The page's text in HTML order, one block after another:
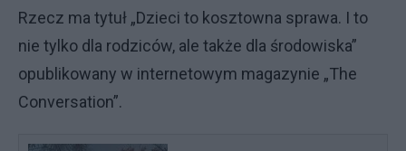
Rzecz ma tytuł „Dzieci to kosztowna sprawa. I to
nie tylko dla rodziców, ale także dla środowiska”
opublikowany w internetowym magazynie „The
Conversation”.